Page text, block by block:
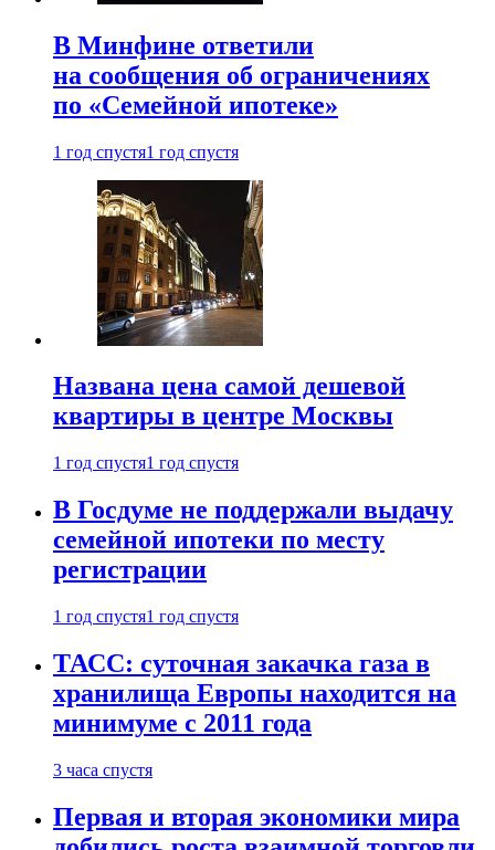
В Минфине ответили
на сообщения об ограничениях
по «Семейной ипотеке»
1 год спустя1 год спустя
Названа цена самой дешевой
квартиры в центре Москвы
1 год спустя1 год спустя
В Госдуме не поддержали выдачу
семейной ипотеки по месту
регистрации
1 год спустя1 год спустя
ТАСС: суточная закачка газа в
хранилища Европы находится на
минимуме с 2011 года
3 часа спустя
Первая и вторая экономики мира